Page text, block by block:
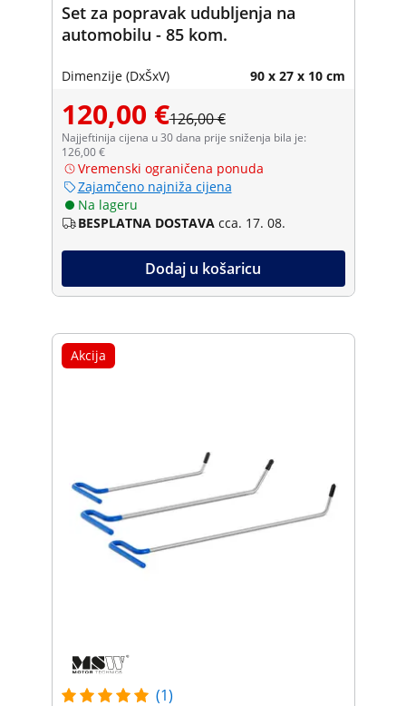
Set za popravak udubljenja na
automobilu - 85 kom.
Dimenzije (DxŠxV) 90 x 27 x 10 cm
120,00 €126,00 €
Najjeftinija cijena u 30 dana prije sniženja bila je:
126,00 €
Vremenski ograničena ponuda
Zajamčeno najniža cijena
Na lageru
BESPLATNA DOSTAVA cca. 17. 08.
Dodaj u košaricu
Akcija
(1)